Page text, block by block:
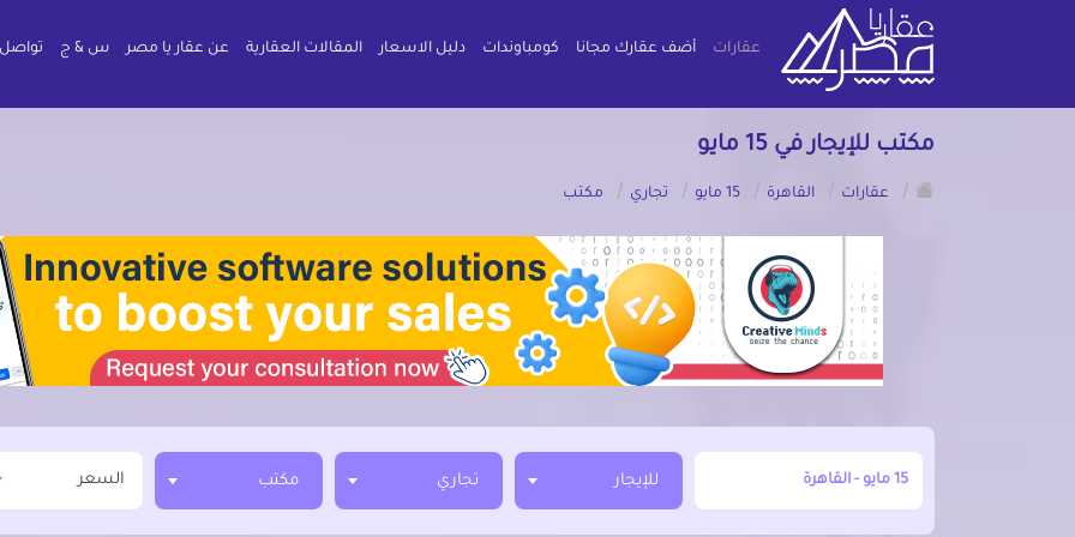
عقارات أضف عقارك مجانا كومباوندات دليل الاسعار المقالات العقارية عن عقار يا مصر س & ج
مكتب للإيجار في 15 مايو
/
عقارات / القاهرة / 15 مايو / تجاري / مكتب
للإيجار تجاري مكتب السعر